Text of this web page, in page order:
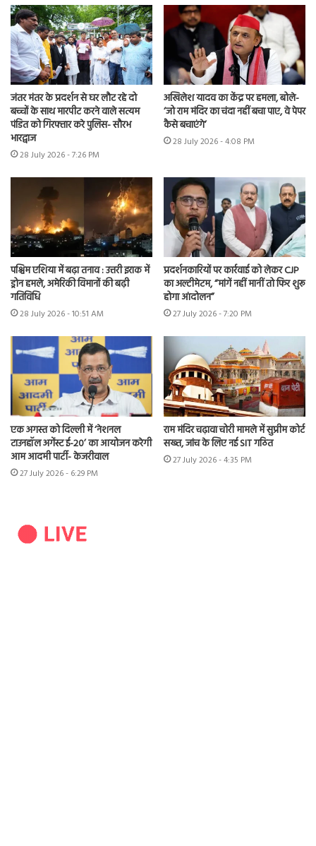
जंतर मंतर के प्रदर्शन से घर लौट रहे दो
बच्चों के साथ मारपीट करने वाले सत्यम
पंडित को गिरफ्तार करे पुलिस- सौरभ
भारद्वाज
28 July 2026 - 7:26 PM
अखिलेश यादव का केंद्र पर हमला, बोले-
‘जो राम मंदिर का चंदा नहीं बचा पाए, वे पेपर
कैसे बचाएंगे’
28 July 2026 - 4:08 PM
पश्चिम एशिया में बढ़ा तनाव : उत्तरी इराक में
ड्रोन हमले, अमेरिकी विमानों की बढ़ी
गतिविधि
28 July 2026 - 10:51 AM
प्रदर्शनकारियों पर कार्रवाई को लेकर CJP
का अल्टीमेटम, “मांगें नहीं मानीं तो फिर शुरू
होगा आंदोलन”
27 July 2026 - 7:20 PM
एक अगस्त को दिल्ली में ‘नेशनल
टाउनहॉल अगेंस्ट ई-20’ का आयोजन करेगी
आम आदमी पार्टी- केजरीवाल
27 July 2026 - 6:29 PM
राम मंदिर चढ़ावा चोरी मामले में सुप्रीम कोर्ट
सख्त, जांच के लिए नई SIT गठित
27 July 2026 - 4:35 PM